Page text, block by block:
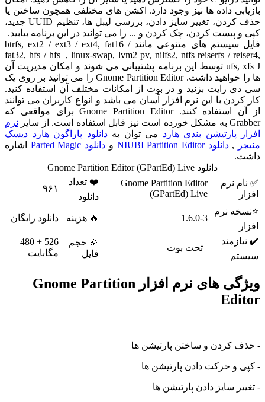
بازیابی داده ها نیز وجود دارد. اکشن های مختلفی همچون ساختن یا
حذف کردن، تغییر سایز دادن، بررسی لیبل ها، تنظیم UUID جدید،
کپی و پیست کردن، چک کردن و ... را می توانید در این برنامه بیابید.
فایل سیستم های متنوعی مانند btrfs, ext2 / ext3 / ext4, fat16 /
fat32, hfs / hfs+, linux-swap, lvm2 pv, nilfs2, ntfs reiserfs / reiser4,
ufs, xfs J توسط این برنامه پشتیبانی می شوند و امکان مدیریت آن
ها را خواهید داشت. Gnome Partition Editor را می توانید بر روی یک
سی دی رایت بزنید و در بوت از امکانات مختلف آن استفاده کنید.
کار کردن با این نرم افزار آسان می باشد و انواع کاربران می توانند
از آن استفاده کنند. Gnome Partition Editor برای مواقعی که
Grabber به مشکل خورده است نیز قابل استفاده است. از سایر
نرم
افزار پارتیشن بندی هارد می توان بهدانلود پاراگون هارد دیسک
منیجر
,دانلود NIUBI Partition Editor و دانلود Parted Magic
اشاره
داشت.
دانلود Gnome Partition Editor (GPartEd) Live
✅ نام نرم
افزار
Gnome Partition Editor
(GPartEd) Live
❤️ تعداد
دانلود
۹۶۱
⭐نسخه نرم
افزار
1.6.0-3 🔥 هزینه دانلود رایگان
✔️ نیازمند
سیستم
تحت بوت
🔆 حجم
فایل
526 + 480
مگابایت
ویژگی های نرم افزار Gnome Partition
Editor
- حذف کردن و ساختن پارتیشن ها
- کپی و حرکت دادن پارتیشن ها
- تغییر سایز دادن پارتیشن ها